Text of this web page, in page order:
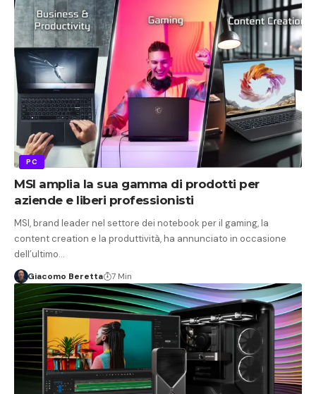
PC
MSI amplia la sua gamma di prodotti per
aziende e liberi professionisti
MSI, brand leader nel settore dei notebook per il gaming, la
content creation e la produttività, ha annunciato in occasione
dell’ultimo…
Giacomo Beretta 7 Min